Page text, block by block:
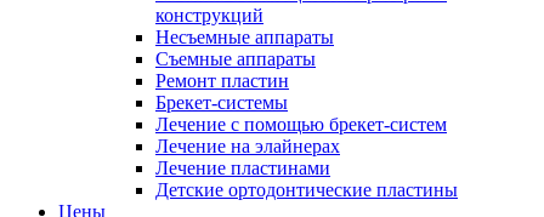
конструкций
Несъемные аппараты
Съемные аппараты
Ремонт пластин
Брекет-системы
Лечение с помощью брекет-систем
Лечение на элайнерах
Лечение пластинами
Детские ортодонтические пластины
Цены